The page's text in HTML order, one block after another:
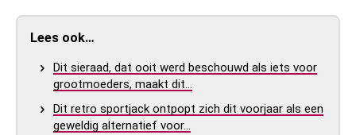
Lees ook…
Dit sieraad, dat ooit werd beschouwd als iets voor
grootmoeders, maakt dit…
Dit retro sportjack ontpopt zich dit voorjaar als een
geweldig alternatief voor…